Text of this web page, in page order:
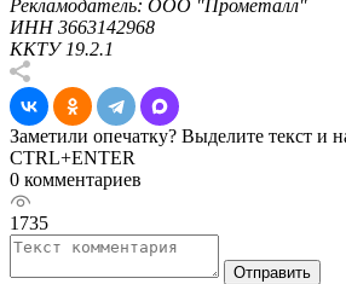
Рекламодатель: ООО "Прометалл"
ИНН 3663142968
ККТУ 19.2.1
Заметили опечатку? Выделите текст и
CTRL+ENTER
0 комментариев
1735
Отправить